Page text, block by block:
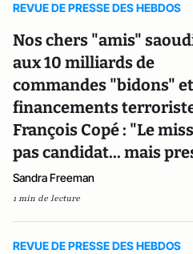
REVUE DE PRESSE DES HEBDOS
Nos chers "amis"
aux 10 milliards de
commandes "bidons"
financements
François Copé : "Le
pas candidat... mais
Sandra Freeman
1 min de lecture
REVUE DE PRESSE DES HEBDOS